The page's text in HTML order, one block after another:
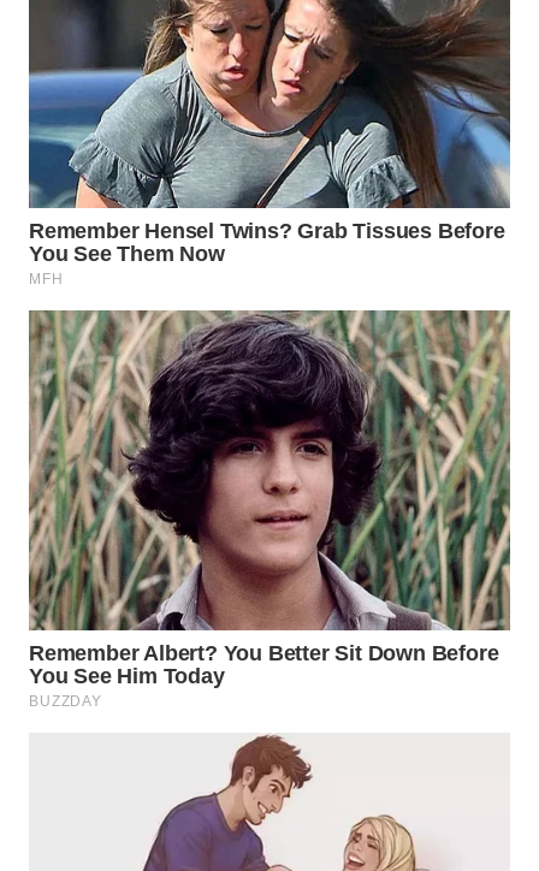
WN
WN
BINTAN
WN
MANDALIKA
LIKUPANG
WN
LABUANBAJO
WN
BORNEO
Wahana
Media
Group
WAHANA
NEWS